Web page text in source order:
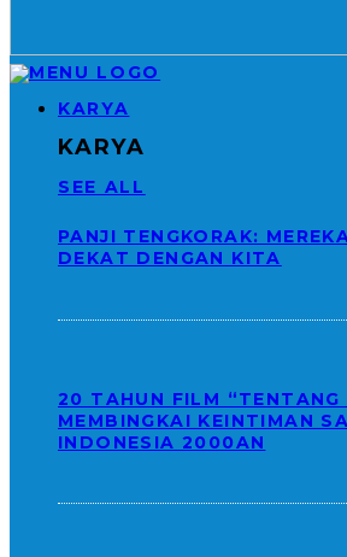
KARYA
KARYA
SEE ALL
PANJI TENGKORAK:
DEKAT DENGAN KITA
20 TAHUN FILM “TENTANG
MEMBINGKAI KEINTIMAN
INDONESIA 2000AN